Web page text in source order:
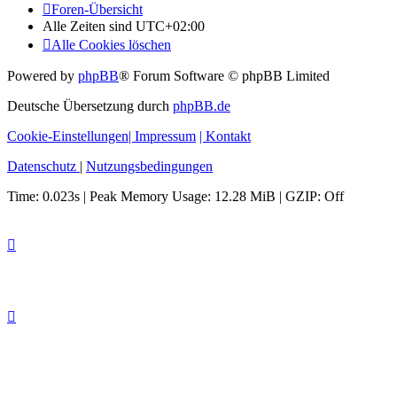
Foren-Übersicht
Alle Zeiten sind UTC+02:00
Alle Cookies löschen
Powered by phpBB® Forum Software © phpBB Limited
Deutsche Übersetzung durch phpBB.de
Cookie-Einstellungen| Impressum | Kontakt
Datenschutz | Nutzungsbedingungen
Time: 0.023s | Peak Memory Usage: 12.28 MiB | GZIP: Off